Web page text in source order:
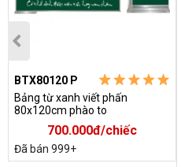
BTX80120 P
Bảng từ xanh viết phấn
80x120cm phào to
700.000đ/chiếc
Đã bán 999+